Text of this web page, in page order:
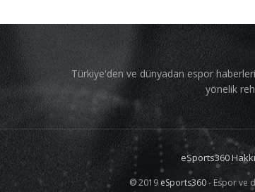
Türkiye'den ve dünyadan espor
yönelik
eSports360
© 2019 eSports360- Espor ve